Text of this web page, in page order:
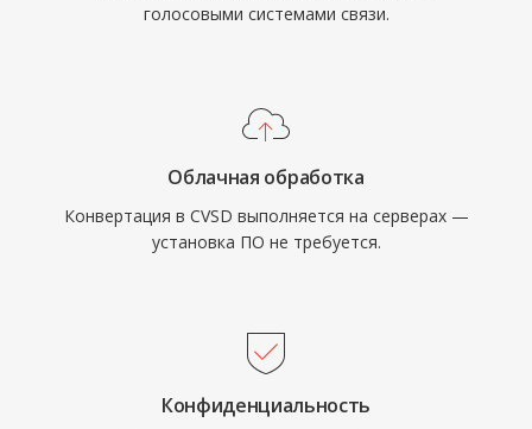
голосовыми системами связи.
Облачная обработка
Конвертация в CVSD выполняется на серверах —
установка ПО не требуется.
Конфиденциальность